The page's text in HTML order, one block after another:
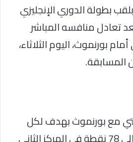
بطولة الدوري الإنجليزي
تعادل منافسه المباشر
بورنموث، اليوم الثلاثاء،
مع بورنموث بهدف لكل